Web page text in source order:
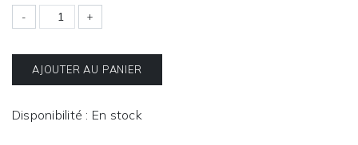
- +
AJOUTER AU PANIER
Disponibilité : En stock